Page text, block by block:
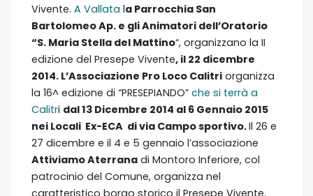
Vivente. A Vallata la Parrocchia San
Bartolomeo Ap. e gli Animatori dell’Oratorio
“S. Maria Stella del Mattino“, organizzano la II
edizione del Presepe Vivente, il 22 dicembre
2014. L’Associazione Pro Loco Calitri organizza
la 16^ edizione di “PRESEPIANDO” che si terrà a
Calitri dal 13 Dicembre 2014 al 6 Gennaio 2015
nei Locali Ex-ECA di via Campo sportivo.Il 26 e
27 dicembre e il 4 e 5 gennaio l’associazione
Attiviamo Aterrana di Montoro Inferiore, col
patrocinio del Comune, organizza nel
caratteristico borgo storico il Presepe Vivente.